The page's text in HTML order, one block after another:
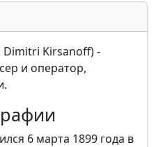
Kirsanoff) -
и оператор,
6 марта 1899 года в